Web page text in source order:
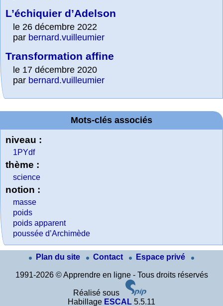
L’échiquier d’Adelson
le 26 décembre 2022
par bernard.vuilleumier
Transformation affine
le 17 décembre 2020
par bernard.vuilleumier
Mots-clés associés
niveau :
1PYdf
thème :
science
notion :
masse
poids
poids apparent
poussée d’Archimède
Plan du site Contact Espace privé
1991-2026 © Apprendre en ligne - Tous droits réservés
Réalisé sous
Habillage ESCAL 5.5.11